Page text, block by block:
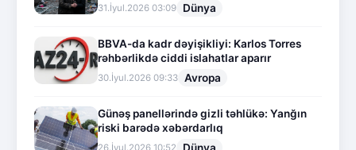
31.İyul.2026 03:09 Dünya
BBVA-da kadr dəyişikliyi: Karlos Torres
rəhbərlikdə ciddi islahatlar aparır
30.İyul.2026 09:33 Avropa
Günəş panellərində gizli təhlükə: Yanğın
riski barədə xəbərdarlıq
26.İyul.2026 10:52 Dünya